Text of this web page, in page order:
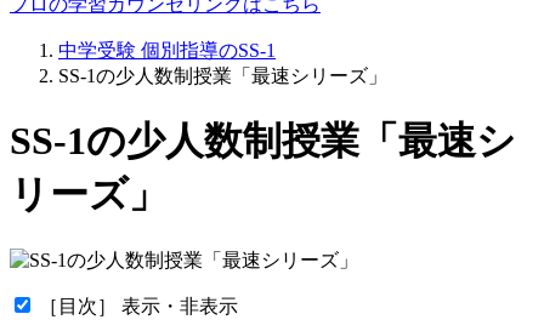
プロの学習カウンセリングはこちら
中学受験 個別指導のSS-1
SS-1の少人数制授業「最速シリーズ」
SS-1の少人数制授業「最速シ
リーズ」
［目次］ 表示・非表示